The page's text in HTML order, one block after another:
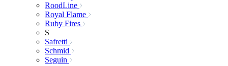
RoodLine
Royal Flame
Ruby Fires
S
Safretti
Schmid
Seguin